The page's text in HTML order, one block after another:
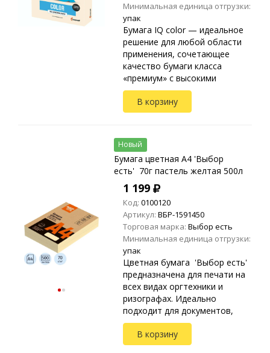
Минимальная единица отгрузки:
упак
Бумага IQ color — идеальное
решение для любой области
применения, сочетающее
качество бумаги класса
«премиум» с высокими
эстетическими требованиями.
IQ color предлагает
впечатляющую однородность
В корзину
Новый
Бумага цветная A4 'Выбор
есть' 70г пастель желтая 500л
1 199
Код: 0100120
Артикул: ВБР-1591450
Торговая марка: Выбор есть
Минимальная единица отгрузки:
упак
Цветная бумага 'Выбор есть'
предназначена для печати на
всех видах оргтехники и
ризографах. Идеально
подходит для документов,
презентаций, рекламных
материалов, открыток.
Упакована в прозрач...
В корзину